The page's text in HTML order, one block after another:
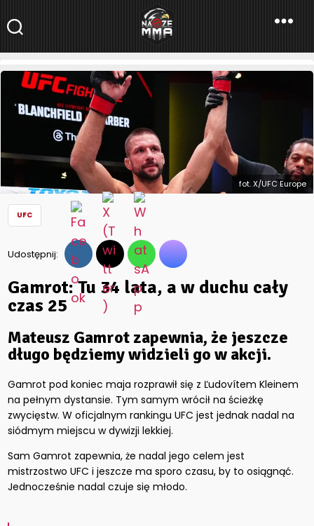
NaszeMMA
NaszeMMA.pl»Aktualności»Świat»UFC»Gamrot: Tu 34 lata, a w
duchu cały czas 25
fot. X/UFC Europe
UFC
Udostępnij:
Gamrot: Tu 34 lata, a w duchu cały
czas 25
Mateusz Gamrot zapewnia, że jeszcze
długo będziemy widzieli go w akcji.
Gamrot pod koniec maja rozprawił się z Ľudovítem Kleinem
na pełnym dystansie. Tym samym wrócił na ścieżkę
zwycięstw. W oficjalnym rankingu UFC jest jednak nadal na
siódmym miejscu w dywizji lekkiej.
Sam Gamrot zapewnia, że nadal jego celem jest
mistrzostwo UFC i jeszcze ma sporo czasu, by to osiągnąć.
Jednocześnie nadal czuje się młodo.